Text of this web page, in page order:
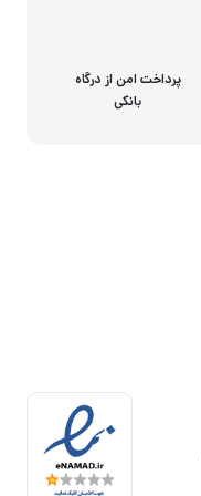
پرداخت امن از درگاه
بانکی